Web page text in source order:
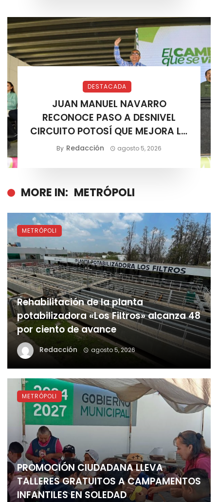
DESTACADA
JUAN MANUEL NAVARRO
RECONOCE PASO A DESNIVEL
CIRCUITO POTOSÍ QUE MEJORA LA
MOVILIDAD METROPOLITANA
By Redacción agosto 5, 2026
MORE IN: METRÓPOLI
Rehabilitación de la planta
potabilizadora «Los Filtros» alcanza 48
por ciento de avance
Redacción agosto 5, 2026
METRÓPOLI
PROMOCIÓN CIUDADANA LLEVA
TALLERES GRATUITOS A CAMPAMENTOS
INFANTILES EN SOLEDAD
METRÓPOLI